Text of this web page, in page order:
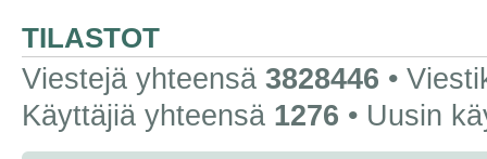
TILASTOT
Viestejä yhteensä 3828446 •
Käyttäjiä yhteensä 1276 • Uusin